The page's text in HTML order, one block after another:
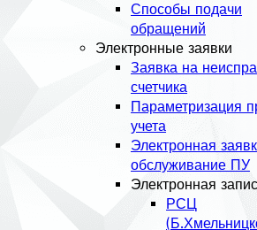
Способы подачи
обращений
Электронные заявки
Заявка на
счетчика
Параметризация
учета
Электронная
обслуживание ПУ
Электронная
РСЦ